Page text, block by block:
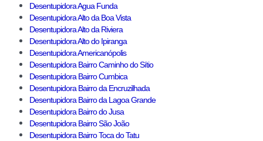
Desentupidora Agua Funda
Desentupidora Alto da Boa Vista
Desentupidora Alto da Riviera
Desentupidora Alto do Ipiranga
Desentupidora Americanópolis
Desentupidora Bairro Caminho do Sítio
Desentupidora Bairro Cumbica
Desentupidora Bairro da Encruzilhada
Desentupidora Bairro da Lagoa Grande
Desentupidora Bairro do Jusa
Desentupidora Bairro São João
Desentupidora Bairro Toca do Tatu